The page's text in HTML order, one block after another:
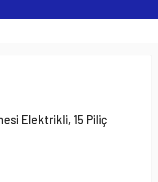
Elektrikli, 15 Piliç